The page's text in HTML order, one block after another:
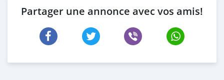
Partager une annonce avec vos amis!